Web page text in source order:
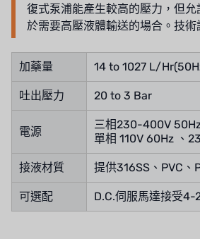
BOSCHINI
WL
CASH ACME
YAZAKI
RUNXIN
復式泵浦能產生較高的壓力，但允
於需要高壓液體輸送的場合。技術
加藥量 14 to 1027 L/
吐出壓力 20 to 3 Bar
電源
三相230-400V
單相 110V 60Hz 、
接液材質 提供316SS、PVC、
可選配 D.C.伺服馬達接受4-